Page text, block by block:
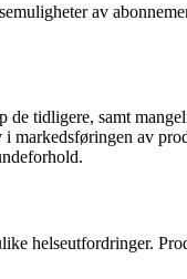
av
tidligere, samt
markedsføringen av
helseutfordringer.